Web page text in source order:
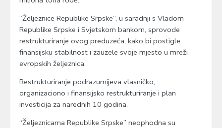
“Željeznice Republike Srpske”, u saradnji s Vladom
Republike Srpske i Svjetskom bankom, sprovode
restrukturiranje ovog preduzeća, kako bi postigle
finansijsku stabilnost i zauzele svoje mjesto u mreži
evropskih željeznica.
Restrukturiranje podrazumijeva vlasničko,
organizaciono i finansijsko restrukturiranje i plan
investicija za narednih 10 godina.
“Željeznicama Republike Srpske” neophodna su